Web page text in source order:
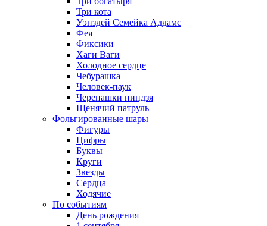
Три кота
Уэнздей Семейка Аддамс
Фея
Фиксики
Хаги Ваги
Холодное сердце
Чебурашка
Человек-паук
Черепашки ниндзя
Щенячий патруль
Фольгированные шары
Фигуры
Цифры
Буквы
Круги
Звезды
Сердца
Ходячие
По событиям
День рождения